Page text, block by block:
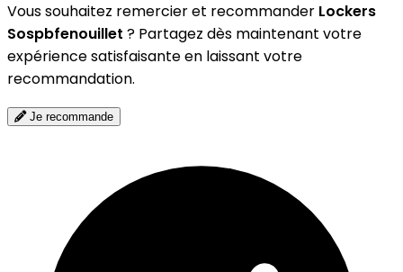
Vous souhaitez remercier et recommander Lockers
Sospbfenouillet ? Partagez dès maintenant votre
expérience satisfaisante en laissant votre
recommandation.
Je recommande